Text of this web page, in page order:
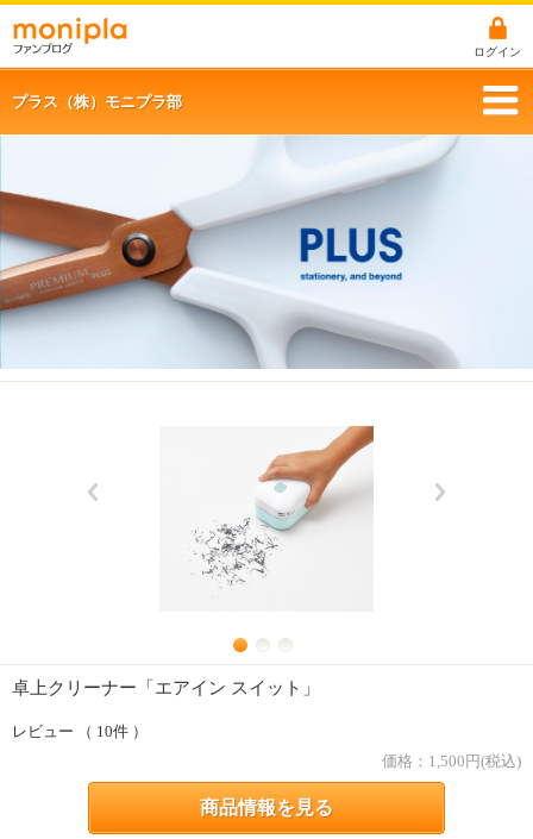
ログイン
プラス（株）モニプラ部
卓上クリーナー「エアイン スイット」
レビュー （ 10件 ）
価格： 1,500円(税込)
商品情報を見る